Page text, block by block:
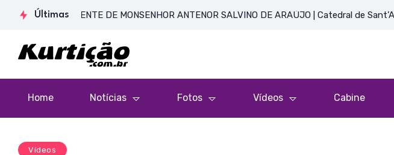
Últimas
PRESENTE DE MONSENHOR ANTENOR SALVINO DE ARAÚJO | Catedral de Sant’Ana
Home Notícias Fotos Vídeos Cabine
Vídeos